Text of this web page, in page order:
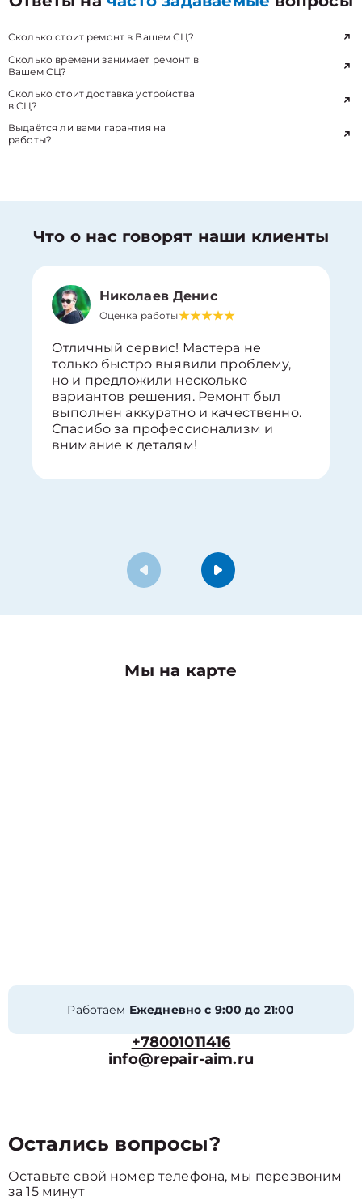
Сколько стоит ремонт в Вашем СЦ?
Сколько времени занимает ремонт в
Вашем СЦ?
Сколько стоит доставка устройства
в СЦ?
Выдаётся ли вами гарантия на
работы?
Что о нас говорят наши клиенты
Николаев Денис
Оценка работы
Отличный сервис! Мастера не
только быстро выявили проблему,
но и предложили несколько
вариантов решения. Ремонт был
выполнен аккуратно и качественно.
Спасибо за профессионализм и
внимание к деталям!
Мы на карте
Работаем Ежедневно с 9:00 до 21:00
+78001011416
info@repair-aim.ru
Остались вопросы?
Оставьте свой номер телефона, мы перезвоним
за 15 минут